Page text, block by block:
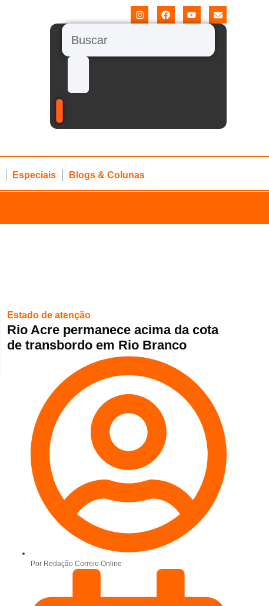
Especiais Blogs & Colunas
Estado de atenção
Rio Acre permanece acima da cota
de transbordo em Rio Branco
Por Redação Correio Online